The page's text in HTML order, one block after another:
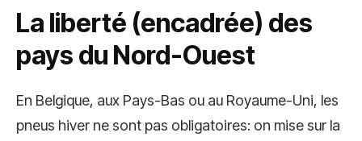
La liberté (encadrée) des
pays du Nord-Ouest
En Belgique, aux Pays-Bas ou au Royaume-Uni, les
pneus hiver ne sont pas obligatoires: on mise sur la